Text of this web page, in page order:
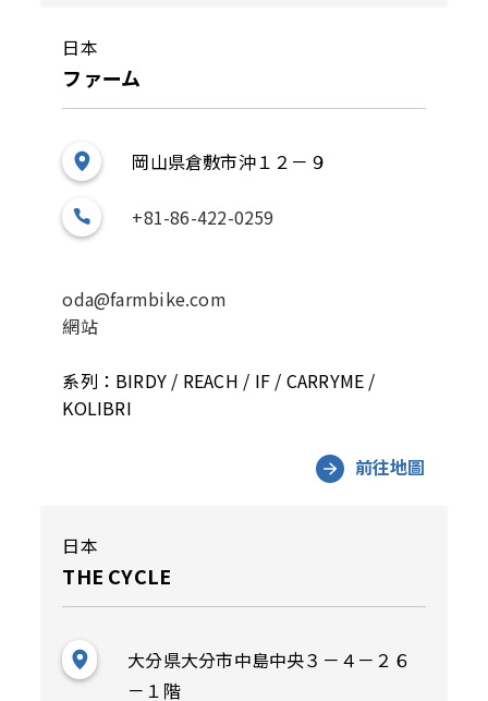
日本
ファーム
岡山県倉敷市沖１２－９
+81-86-422-0259
oda@farmbike.com
網站
系列：BIRDY / REACH / IF / CARRYME /
KOLIBRI
前往地圖
日本
THE CYCLE
大分県大分市中島中央３－４－２６
－１階